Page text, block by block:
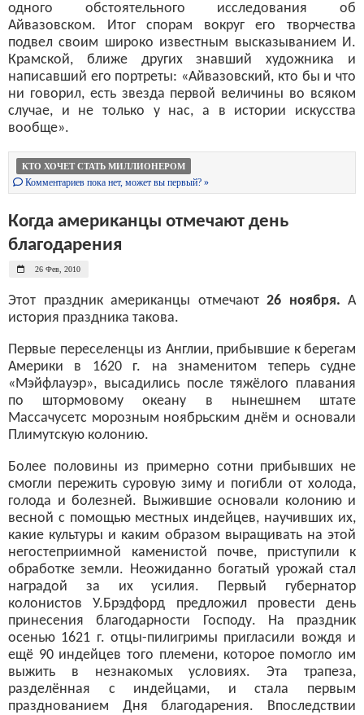
одного обстоятельного исследования об
Айвазовском. Итог спорам вокруг его творчества
подвел своим широко известным высказыванием И.
Крамской, ближе других знавший художника и
написавший его портреты: «Айвазовский, кто бы и что
ни говорил, есть звезда первой величины во всяком
случае, и не только у нас, а в истории искусства
вообще».
КТО ХОЧЕТ СТАТЬ МИЛЛИОНЕРОМ
Комментариев пока нет, может вы первый? »
Когда американцы отмечают день
благодарения
26 Фев, 2010
Этот праздник американцы отмечают 26 ноября. А
история праздника такова.
Первые переселенцы из Англии, прибывшие к берегам
Америки в 1620 г. на знаменитом теперь судне
«Мэйфлауэр», высадились после тяжёлого плавания
по штормовому океану в нынешнем штате
Массачусетс морозным ноябрьским днём и основали
Плимутскую колонию.
Более половины из примерно сотни прибывших не
смогли пережить суровую зиму и погибли от холода,
голода и болезней. Выжившие основали колонию и
весной с помощью местных индейцев, научивших их,
какие культуры и каким образом выращивать на этой
негостеприимной каменистой почве, приступили к
обработке земли. Неожиданно богатый урожай стал
наградой за их усилия. Первый губернатор
колонистов У.Брэдфорд предложил провести день
принесения благодарности Господу. На праздник
осенью 1621 г. отцы-пилигримы пригласили вождя и
ещё 90 индейцев того племени, которое помогло им
выжить в незнакомых условиях. Эта трапеза,
разделённая с индейцами, и стала первым
празднованием Дня благодарения. Впоследствии